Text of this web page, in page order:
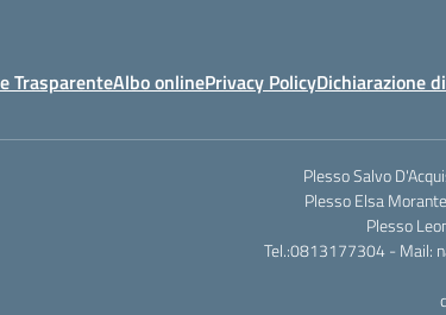
TrasparenteAlbo onlinePrivacy PolicyDichiarazione
Plesso Salvo
Plesso Elsa
Plesso
Tel.:0813177304 - Mail: